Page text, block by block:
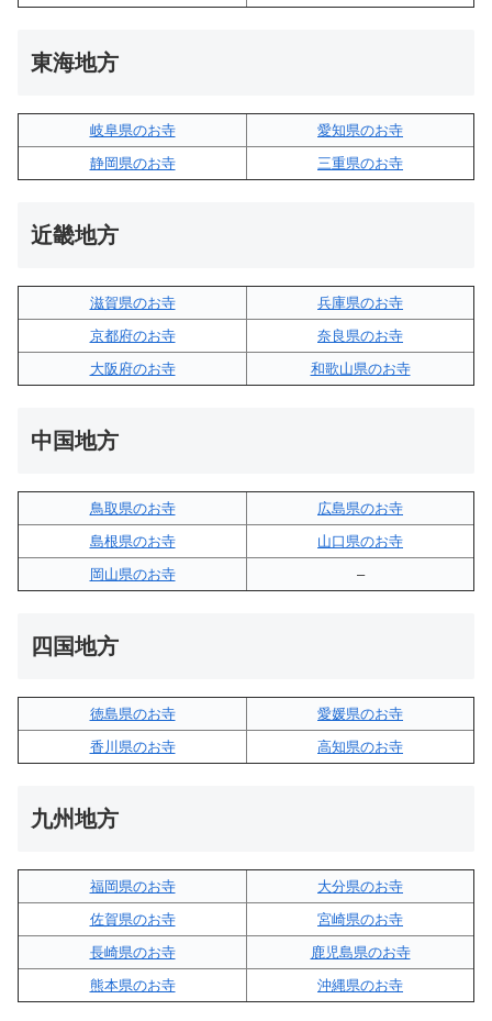
東海地方
岐阜県のお寺
愛知県のお寺
静岡県のお寺
三重県のお寺
近畿地方
滋賀県のお寺
兵庫県のお寺
京都府のお寺
奈良県のお寺
大阪府のお寺
和歌山県のお寺
中国地方
鳥取県のお寺
広島県のお寺
島根県のお寺
山口県のお寺
岡山県のお寺
–
四国地方
徳島県のお寺
愛媛県のお寺
香川県のお寺
高知県のお寺
九州地方
福岡県のお寺
大分県のお寺
佐賀県のお寺
宮崎県のお寺
長崎県のお寺
鹿児島県のお寺
熊本県のお寺
沖縄県のお寺